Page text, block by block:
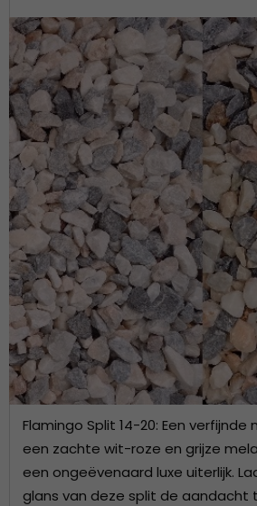
Flamingo Split 14-20: Een
een zachte wit-roze en grijze
een ongeëvenaard luxe uiterlijk.
glans van deze split de aandacht